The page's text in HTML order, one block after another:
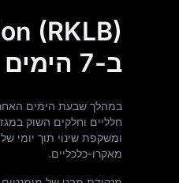
ב-7 הימים האחרונים
חלליים וחלקים השוק
ומשקפת שינוי תוך יומי של
מאקרו-כלכליים.